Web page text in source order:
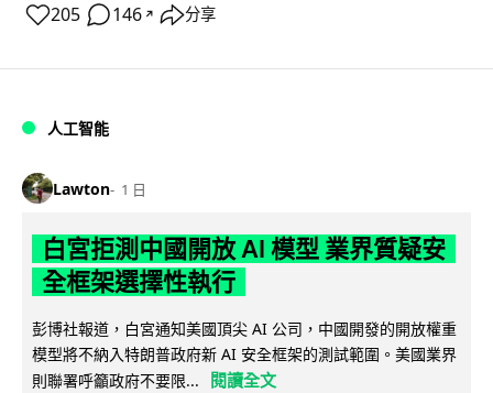
205 146 ↗ 分享
人工智能
Lawton 1 日
白宮拒測中國開放 AI 模型 業界質疑安
全框架選擇性執行
彭博社報道，白宮通知美國頂尖 AI 公司，中國開發的開放權重
模型將不納入特朗普政府新 AI 安全框架的測試範圍。美國業界
則聯署呼籲政府不要限...
閱讀全文